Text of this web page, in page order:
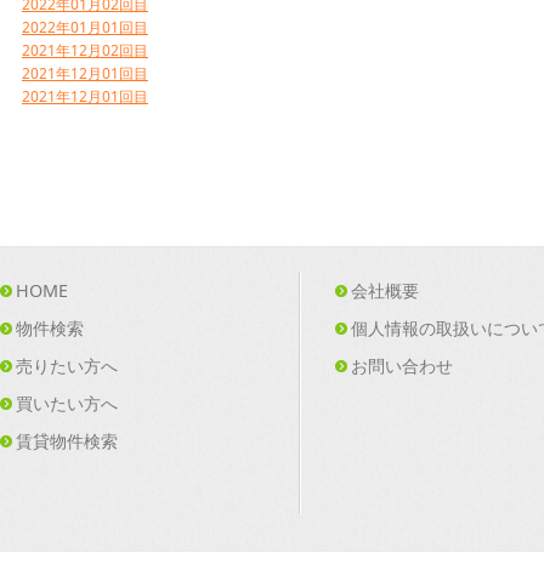
2022年01月02回目
2022年01月01回目
2021年12月02回目
2021年12月01回目
2021年12月01回目
HOME
物件検索
売りたい方へ
買いたい方へ
賃貸物件検索
会社概要
個人情報の取扱いについ
お問い合わせ